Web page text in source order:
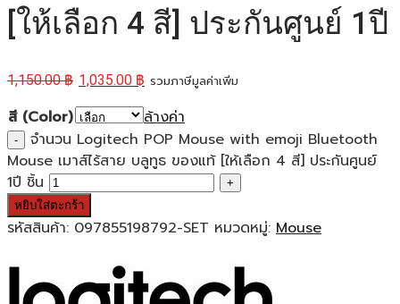
[ให้เลือก 4 สี] ประกันศูนย์ 1ปี
1,150.00฿ 1,035.00 ฿ รวมภาษีมูลค่าเพิ่ม
สี (Color)
ล้างค่า
จำนวน Logitech POP Mouse with emoji Bluetooth
Mouse เมาส์ไร้สาย บลูทูธ ของแท้ [ให้เลือก 4 สี] ประกันศูนย์
1ปี ชิ้น
หยิบใส่ตะกร้า
รหัสสินค้า: 097855198792-SET หมวดหมู่: Mouse